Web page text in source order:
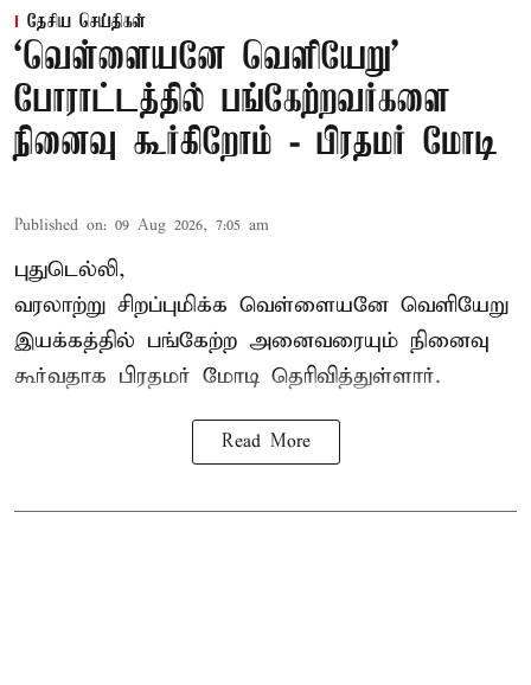
தேசிய செய்திகள்
‘வெள்ளையனே வெளியேறு’
போராட்டத்தில் பங்கேற்றவர்களை
நினைவு கூர்கிறோம் - பிரதமர் மோடி
Published on: 09 Aug 2026, 7:05 am
புதுடெல்லி,
வரலாற்று சிறப்புமிக்க வெள்ளையனே வெளியேறு
இயக்கத்தில் பங்கேற்ற அனைவரையும் நினைவு
கூர்வதாக பிரதமர் மோடி தெரிவித்துள்ளார்.
Read More